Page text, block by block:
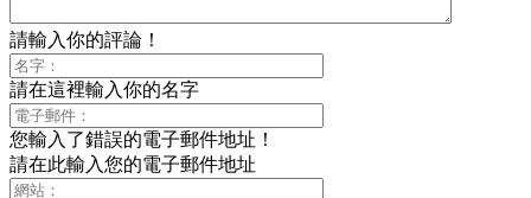
請輸入你的評論！
請在這裡輸入你的名字
您輸入了錯誤的電子郵件地址！
請在此輸入您的電子郵件地址